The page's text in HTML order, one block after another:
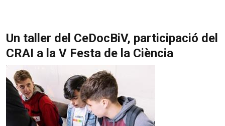
Un taller del CeDocBiV, participació del
CRAI a la V Festa de la Ciència